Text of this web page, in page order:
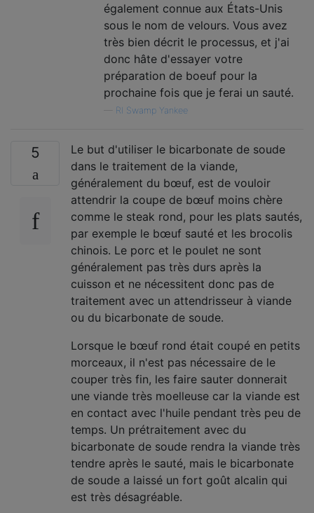
également connue aux États-Unis
sous le nom de velours. Vous avez
très bien décrit le processus, et j'ai
donc hâte d'essayer votre
préparation de boeuf pour la
prochaine fois que je ferai un sauté.
RI Swamp Yankee
5
Le but d'utiliser le bicarbonate de soude
dans le traitement de la viande,
généralement du bœuf, est de vouloir
attendrir la coupe de bœuf moins chère
comme le steak rond, pour les plats sautés,
par exemple le bœuf sauté et les brocolis
chinois. Le porc et le poulet ne sont
généralement pas très durs après la
cuisson et ne nécessitent donc pas de
traitement avec un attendrisseur à viande
ou du bicarbonate de soude.
Lorsque le bœuf rond était coupé en petits
morceaux, il n'est pas nécessaire de le
couper très fin, les faire sauter donnerait
une viande très moelleuse car la viande est
en contact avec l'huile pendant très peu de
temps. Un prétraitement avec du
bicarbonate de soude rendra la viande très
tendre après le sauté, mais le bicarbonate
de soude a laissé un fort goût alcalin qui
est très désagréable.